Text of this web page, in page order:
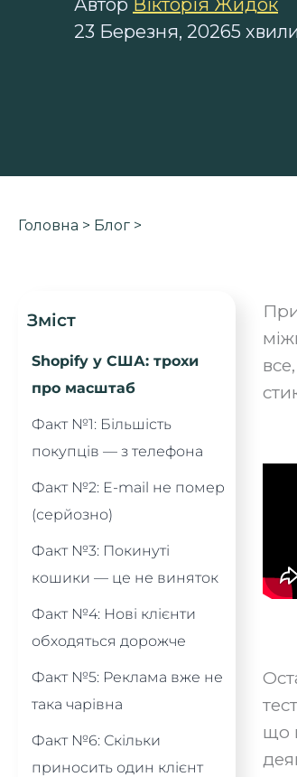
Автор Вікторія Жидок
23 Березня, 20265
Головна > Блог >
Зміст
Shopify у США: трохи
про масштаб
Факт №1: Більшість
покупців — з телефона
Факт №2: E-mail не помер
(серйозно)
Факт №3: Покинуті
кошики — це не виняток
Факт №4: Нові клієнти
обходяться дорожче
Факт №5: Реклама вже не
така чарівна
Факт №6: Скільки
приносить один клієнт
що